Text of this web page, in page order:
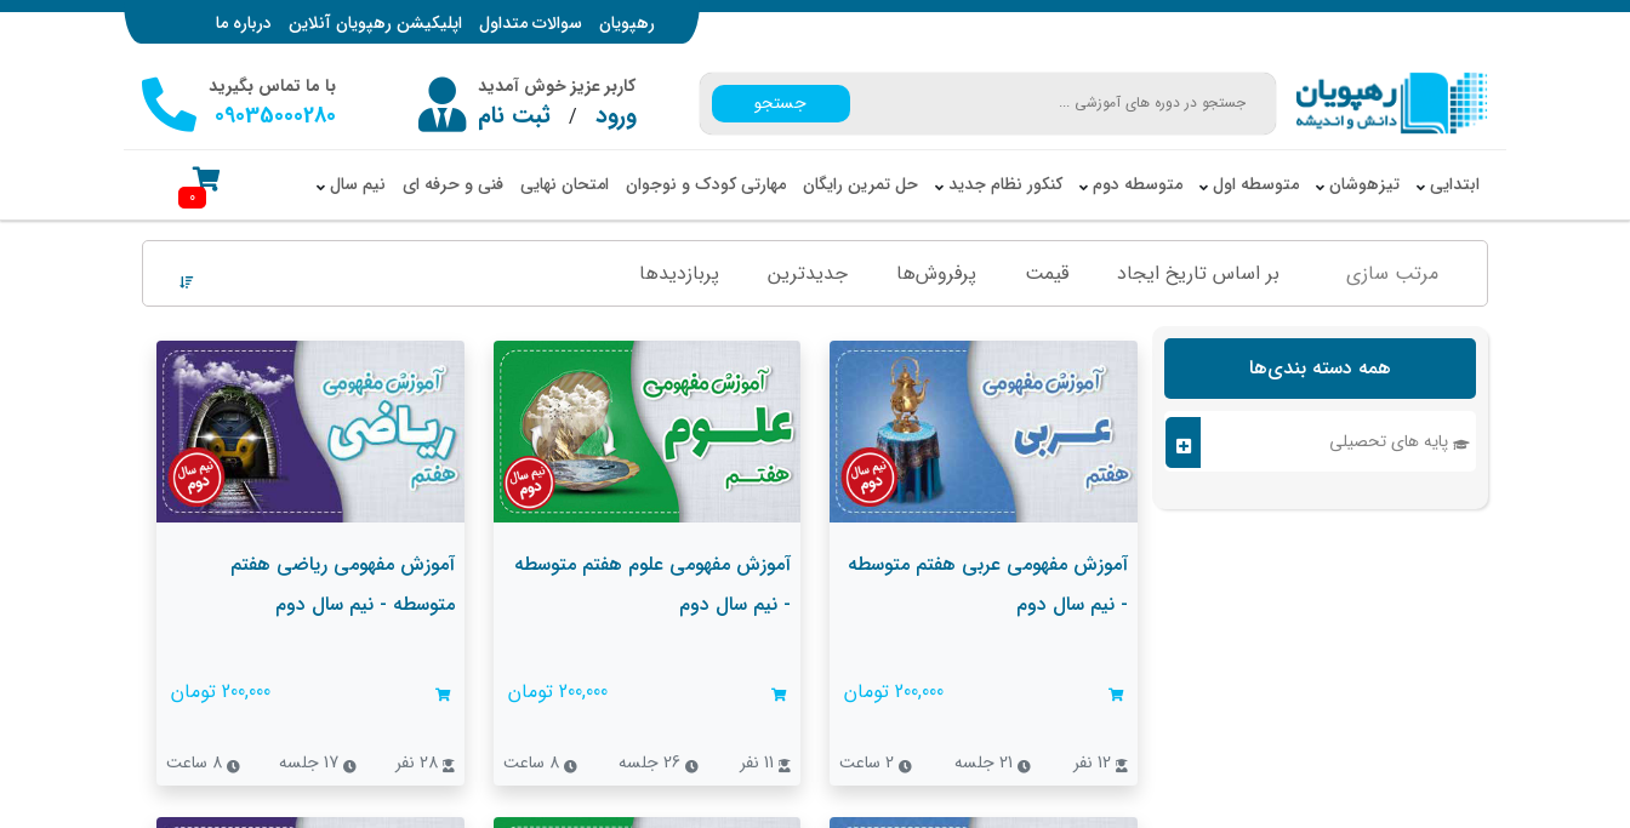
رهپویان سوالات متداول اپلیکیشن رهپویان آنلاین درباره ما
جستجو
کاربر عزیز خوش آمدید
ورود /ثبت نام
با ما تماس بگیرید
09035000280
ابتدایی تیزهوشان متوسطه اول متوسطه دوم کنکور نظام جدید حل تمرین رایگان مهارتی کودک و نوجوان امتحان نهایی فنی و حرفه ای نیم سال 0
مرتب سازی بر اساس تاریخ ایجاد قیمت پرفروش‌ها جدیدترین پربازدید‌ها
همه دسته بندی‌ها
پایه های تحصیلی
آموزش مفهومی عربی هفتم متوسطه
- نیم سال دوم
200,000 تومان
12 نفر 2 ساعت
آموزش مفهومی علوم هفتم متوسطه
- نیم سال دوم
200,000 تومان
11 نفر 8 ساعت
آموزش مفهومی ریاضی هفتم
متوسطه - نیم سال دوم
200,000 تومان
28 نفر 17 جلسه 8 ساعت